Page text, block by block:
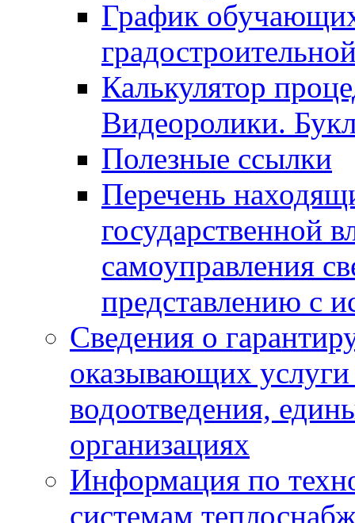
График
Калькулятор
Видеоролики.
Полезные ссылки
Перечень
государственной
самоуправления
представлению с
Сведения о
оказывающих
водоотведения,
организациях
Информация по
системам